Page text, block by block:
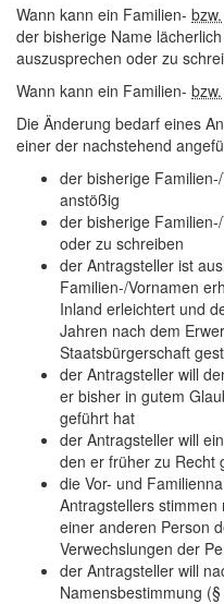
Wann kann ein Familien- bzw.
der bisherige Name
auszusprechen oder zu
Wann kann ein Familien- bzw.
Die Änderung bedarf eines
einer der nachstehend
der bisherige
anstößig
der bisherige
oder zu schreiben
der Antragsteller ist
Familien-/Vornamen
Inland erleichtert und
Jahren nach dem
Staatsbürgerschaft
der Antragsteller will
er bisher in gutem
geführt hat
der Antragsteller will
den er früher zu Recht
die Vor- und
Antragstellers
einer anderen Person
Verwechslungen der
der Antragsteller will
Namensbestimmung